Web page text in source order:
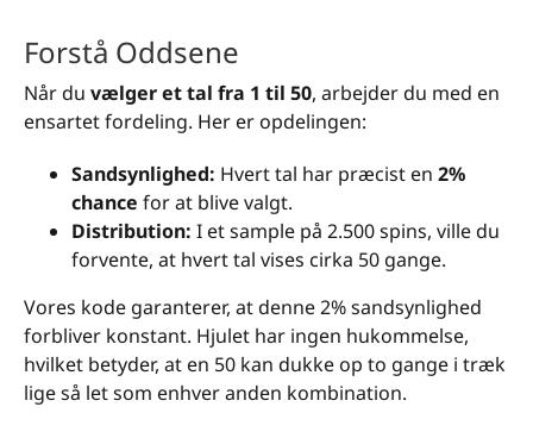
Forstå Oddsene
Når du vælger et tal fra 1 til 50, arbejder du med en
ensartet fordeling. Her er opdelingen:
Sandsynlighed: Hvert tal har præcist en 2%
chance for at blive valgt.
Distribution: I et sample på 2.500 spins, ville du
forvente, at hvert tal vises cirka 50 gange.
Vores kode garanterer, at denne 2% sandsynlighed
forbliver konstant. Hjulet har ingen hukommelse,
hvilket betyder, at en 50 kan dukke op to gange i træk
lige så let som enhver anden kombination.